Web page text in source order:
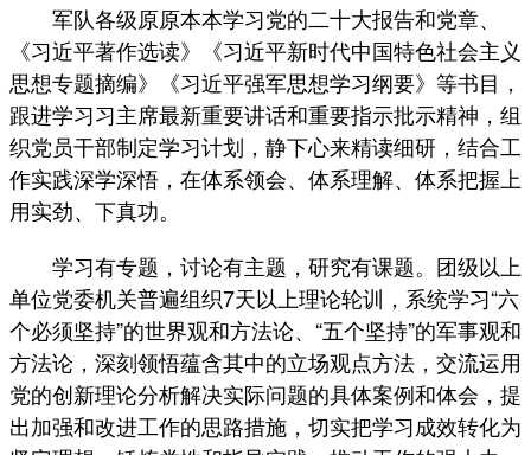
军队各级原原本本学习党的二十大报告和党章、
《习近平著作选读》《习近平新时代中国特色社会主义
思想专题摘编》《习近平强军思想学习纲要》等书目，
跟进学习习主席最新重要讲话和重要指示批示精神，组
织党员干部制定学习计划，静下心来精读细研，结合工
作实践深学深悟，在体系领会、体系理解、体系把握上
用实劲、下真功。
学习有专题，讨论有主题，研究有课题。团级以上
单位党委机关普遍组织7天以上理论轮训，系统学习“六
个必须坚持”的世界观和方法论、“五个坚持”的军事观和
方法论，深刻领悟蕴含其中的立场观点方法，交流运用
党的创新理论分析解决实际问题的具体案例和体会，提
出加强和改进工作的思路措施，切实把学习成效转化为